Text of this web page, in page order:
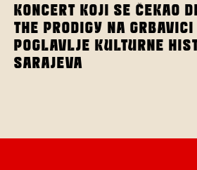
KONCERT KOJI SE ČEKAO
THE PRODIGY NA
POGLAVLJE KULTURNE
SARAJEVA